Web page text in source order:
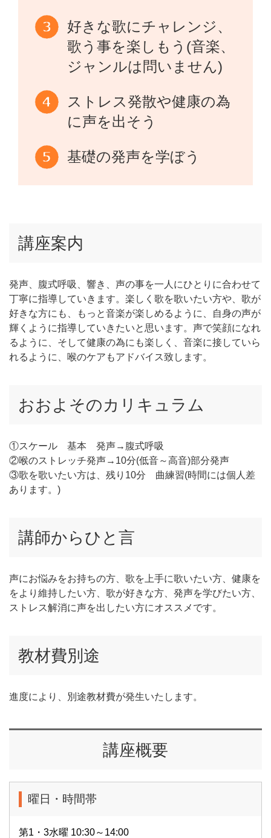
好きな歌にチャレンジ、
歌う事を楽しもう(音楽、
ジャンルは問いません)
ストレス発散や健康の為
に声を出そう
基礎の発声を学ぼう
講座案内
発声、腹式呼吸、響き、声の事を一人にひとりに合わせて
丁寧に指導していきます。楽しく歌を歌いたい方や、歌が
好きな方にも、もっと音楽が楽しめるように、自身の声が
輝くように指導していきたいと思います。声で笑顔になれ
るように、そして健康の為にも楽しく、音楽に接していら
れるように、喉のケアもアドバイス致します。
おおよそのカリキュラム
①スケール 基本 発声→腹式呼吸
②喉のストレッチ発声→10分(低音～高音)部分発声
③歌を歌いたい方は、残り10分 曲練習(時間には個人差
あります。)
講師からひと言
声にお悩みをお持ちの方、歌を上手に歌いたい方、健康を
をより維持したい方、歌が好きな方、発声を学びたい方、
ストレス解消に声を出したい方にオススメです。
教材費別途
進度により、別途教材費が発生いたします。
講座概要
曜日・時間帯
第1・3水曜 10:30～14:00